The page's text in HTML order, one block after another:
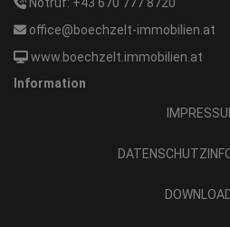
Notruf: +43 670 777 8720
office@boechzelt-immobilien.at
www.boechzelt.immobilien.at
Information